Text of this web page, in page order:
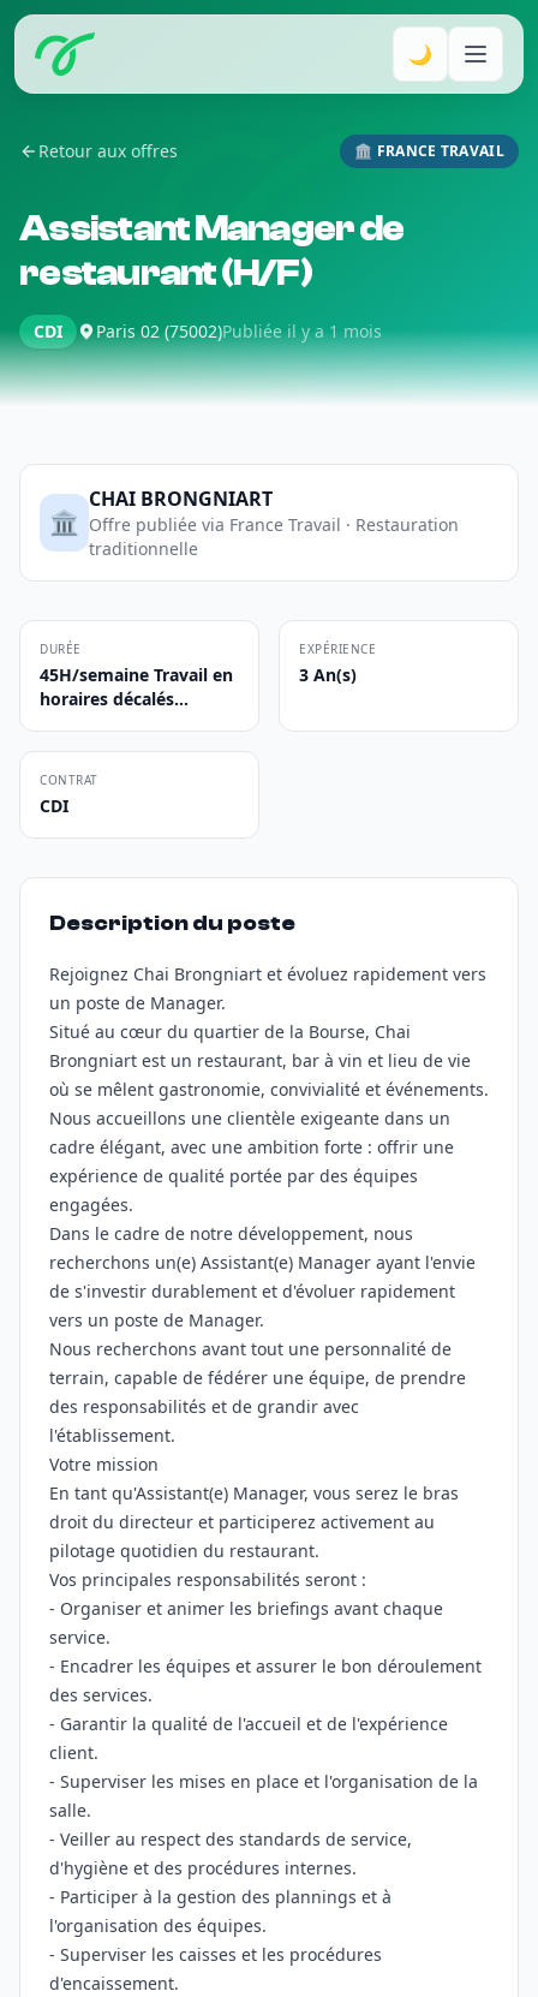
🌙
Retour aux offres 🏛️ FRANCE TRAVAIL
Assistant Manager de
restaurant (H/F)
CDI Paris 02 (75002)Publiée il y a 1 mois
🏛️
CHAI BRONGNIART
Offre publiée via France Travail · Restauration
traditionnelle
DURÉE
45H/semaine Travail en
horaires décalés...
EXPÉRIENCE
3 An(s)
CONTRAT
CDI
Description du poste
Rejoignez Chai Brongniart et évoluez rapidement vers
un poste de Manager.
Situé au cœur du quartier de la Bourse, Chai
Brongniart est un restaurant, bar à vin et lieu de vie
où se mêlent gastronomie, convivialité et événements.
Nous accueillons une clientèle exigeante dans un
cadre élégant, avec une ambition forte : offrir une
expérience de qualité portée par des équipes
engagées.
Dans le cadre de notre développement, nous
recherchons un(e) Assistant(e) Manager ayant l'envie
de s'investir durablement et d'évoluer rapidement
vers un poste de Manager.
Nous recherchons avant tout une personnalité de
terrain, capable de fédérer une équipe, de prendre
des responsabilités et de grandir avec
l'établissement.
Votre mission
En tant qu'Assistant(e) Manager, vous serez le bras
droit du directeur et participerez activement au
pilotage quotidien du restaurant.
Vos principales responsabilités seront :
- Organiser et animer les briefings avant chaque
service.
- Encadrer les équipes et assurer le bon déroulement
des services.
- Garantir la qualité de l'accueil et de l'expérience
client.
- Superviser les mises en place et l'organisation de la
salle.
- Veiller au respect des standards de service,
d'hygiène et des procédures internes.
- Participer à la gestion des plannings et à
l'organisation des équipes.
- Superviser les caisses et les procédures
d'encaissement.